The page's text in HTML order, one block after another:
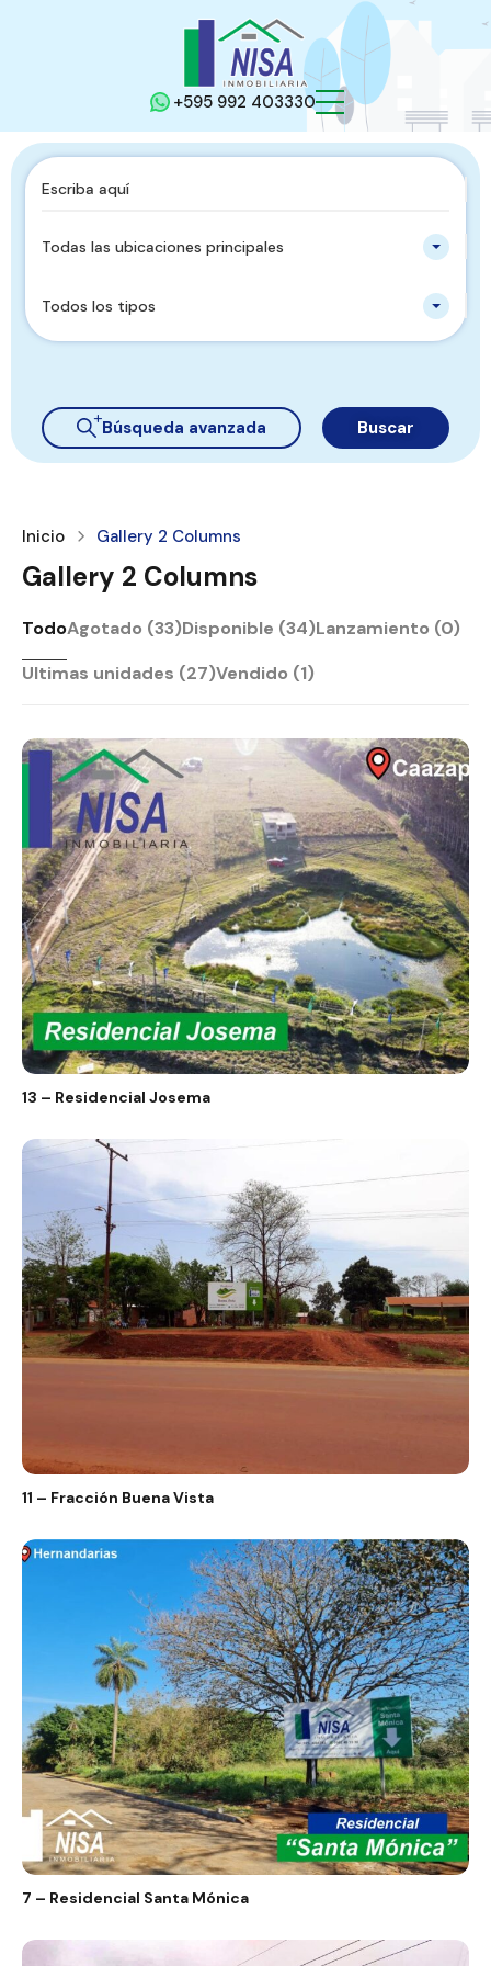
+595 992 403330
Todas las ubicaciones principales
Todos los tipos
Búsqueda avanzada Buscar
Inicio Gallery 2 Columns
Gallery 2 Columns
TodoAgotado (33)Disponible (34)Lanzamiento (0)
Ultimas unidades (27)Vendido (1)
13 – Residencial Josema
11 – Fracción Buena Vista
7 – Residencial Santa Mónica